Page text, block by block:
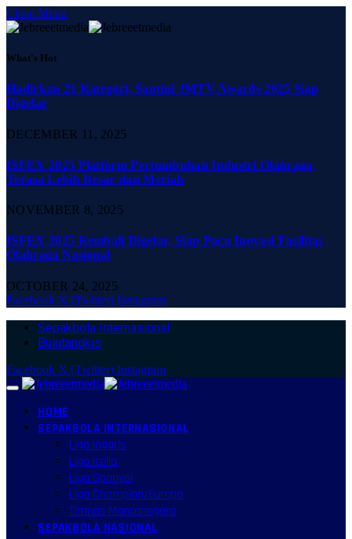
Close Menu
What's Hot
Hadirkan 21 Kategori, Santini JMTV Awards 2025 Siap
Digelar
DECEMBER 11, 2025
ISFEX 2025 Platform Pertumbuhan Industri Olahraga,
Terasa Lebih Besar dan Meriah
NOVEMBER 8, 2025
ISFEX 2025 Kembali Digelar, Siap Pacu Inovasi Fasilitas
Olahraga Nasional
OCTOBER 24, 2025
Facebook X (Twitter) Instagram
Sepakbola Internasional
Bulutangkis
Facebook X (Twitter) Instagram
HOME
SEPAKBOLA INTERNASIONAL
Liga Inggris
Liga Italia
Liga Spanyol
Liga Champion/Europa
Timnas Mancanegara
SEPAKBOLA NASIONAL